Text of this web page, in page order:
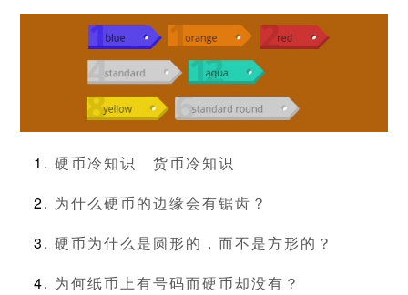
硬币冷知识
货币冷知识
为什么硬币的边缘会有锯齿？
硬币为什么是圆形的，而不是方形的？
为何纸币上有号码而硬币却没有？